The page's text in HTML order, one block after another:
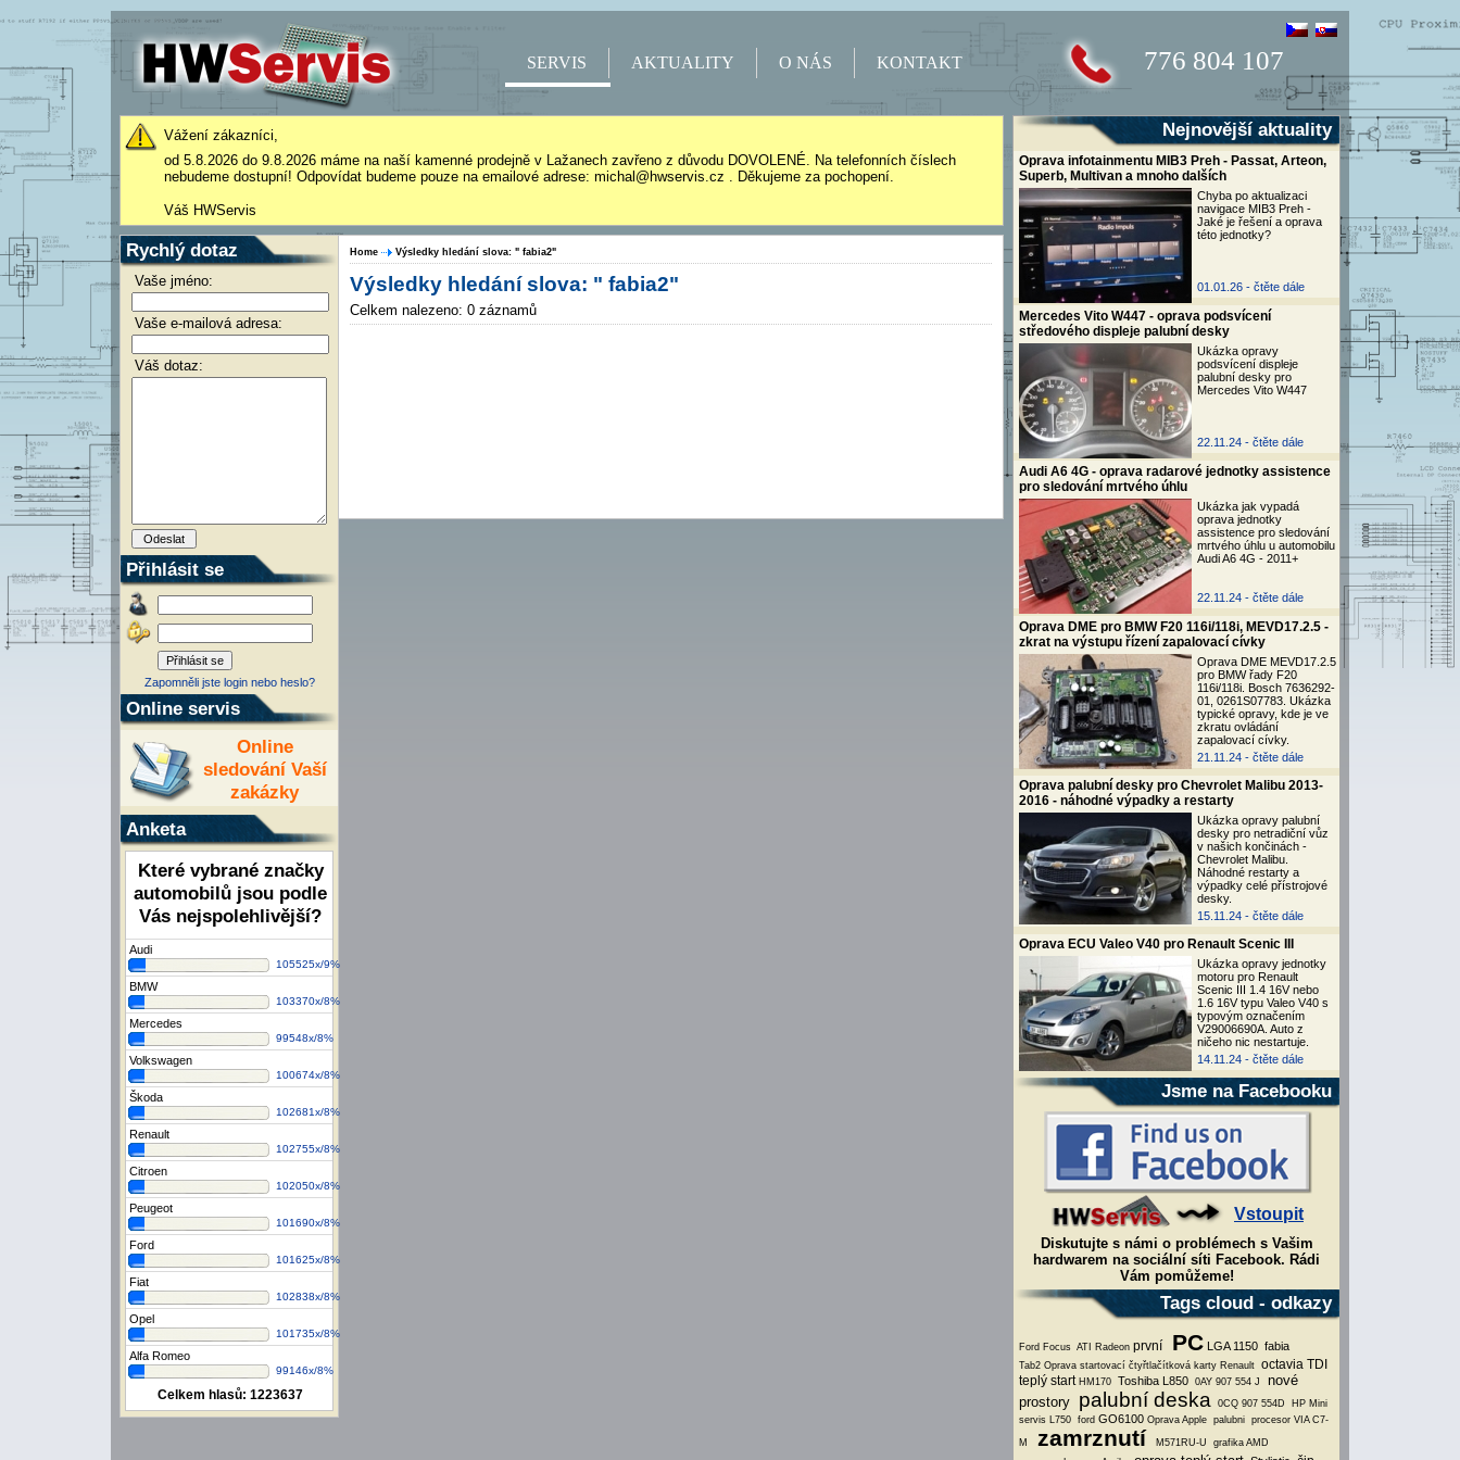
776 804 107
SERVIS AKTUALITY O NÁS KONTAKT
Nejnovější aktuality
Oprava infotainmentu MIB3 Preh - Passat, Arteon,
Superb, Multivan a mnoho dalších
Chyba po aktualizaci
navigace MIB3 Preh -
Jaké je řešení a oprava
této jednotky?
01.01.26 - čtěte dále
Mercedes Vito W447 - oprava podsvícení
středového displeje palubní desky
Ukázka opravy
podsvícení displeje
palubní desky pro
Mercedes Vito W447
22.11.24 - čtěte dále
Audi A6 4G - oprava radarové jednotky assistence
pro sledování mrtvého úhlu
Ukázka jak vypadá
oprava jednotky
assistence pro sledování
mrtvého úhlu u automobilu
Audi A6 4G - 2011+
22.11.24 - čtěte dále
Oprava DME pro BMW F20 116i/118i, MEVD17.2.5 -
zkrat na výstupu řízení zapalovací cívky
Oprava DME MEVD17.2.5
pro BMW řady F20
116i/118i. Bosch 7636292-
01, 0261S07783. Ukázka
typické opravy, kde je ve
zkratu ovládání
zapalovací cívky.
21.11.24 - čtěte dále
Oprava palubní desky pro Chevrolet Malibu 2013-
2016 - náhodné výpadky a restarty
Ukázka opravy palubní
desky pro netradiční vůz
v našich končinách -
Chevrolet Malibu.
Náhodné restarty a
výpadky celé přístrojové
desky.
15.11.24 - čtěte dále
Oprava ECU Valeo V40 pro Renault Scenic III
Ukázka opravy jednotky
motoru pro Renault
Scenic III 1.4 16V nebo
1.6 16V typu Valeo V40 s
typovým označením
V29006690A. Auto z
ničeho nic nestartuje.
14.11.24 - čtěte dále
Jsme na Facebooku
Vstoupit
Diskutujte s námi o problémech s Vašim
hardwarem na sociální síti Facebook. Rádi
Vám pomůžeme!
Tags cloud - odkazy
Ford Focus ATI Radeon první PC LGA 1150 fabia
Tab2 Oprava startovací čtyřtlačítková karty Renault octavia TDI
teplý start HM170 Toshiba L850 0AY 907 554 J
nové
prostory palubní deska 0CQ 907 554D
HP Mini
servis L750 ford GO6100 Oprava Apple palubni procesor VIA C7-
M zamrznutí M571RU-U
grafika AMD
Vážení zákazníci,
od 5.8.2026 do 9.8.2026 máme na naší kamenné prodejně v Lažanech zavřeno z důvodu DOVOLENÉ. Na telefonních číslech
nebudeme dostupní! Odpovídat budeme pouze na emailové adrese: michal@hwservis.cz . Děkujeme za pochopení.
Váš HWServis
Rychlý dotaz
Vaše jméno:
Vaše e-mailová adresa:
Váš dotaz:
Přihlásit se
Zapomněli jste login nebo heslo?
Online servis
Online
sledování Vaší
zakázky
Anketa
Které vybrané značky
automobilů jsou podle
Vás nejspolehlivější?
Audi
105525x/9%
BMW
103370x/8%
Mercedes
99548x/8%
Volkswagen
100674x/8%
Škoda
102681x/8%
Renault
102755x/8%
Citroen
102050x/8%
Peugeot
101690x/8%
Ford
101625x/8%
Fiat
102838x/8%
Opel
101735x/8%
Alfa Romeo
99146x/8%
Celkem hlasů: 1223637
Home Výsledky hledání slova: " fabia2"
Výsledky hledání slova: " fabia2"
Celkem nalezeno: 0 záznamů